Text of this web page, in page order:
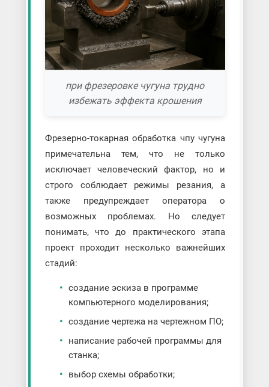
при фрезеровке чугуна трудно
избежать эффекта крошения
Фрезерно-токарная обработка чпу чугуна
примечательна тем, что не только
исключает человеческий фактор, но и
строго соблюдает режимы резания, а
также предупреждает оператора о
возможных проблемах. Но следует
понимать, что до практического этапа
проект проходит несколько важнейших
стадий:
создание эскиза в программе
компьютерного моделирования;
создание чертежа на чертежном ПО;
написание рабочей программы для
станка;
выбор схемы обработки;